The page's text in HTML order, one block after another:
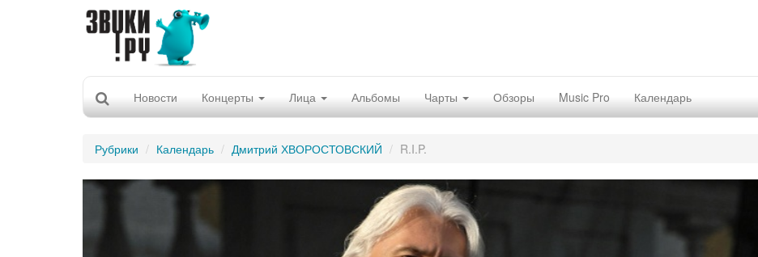
Новости Концерты Лица Альбомы Чарты Обзоры Music Pro Календарь
Рубрики Календарь Дмитрий ХВОРОСТОВСКИЙ R.I.P.